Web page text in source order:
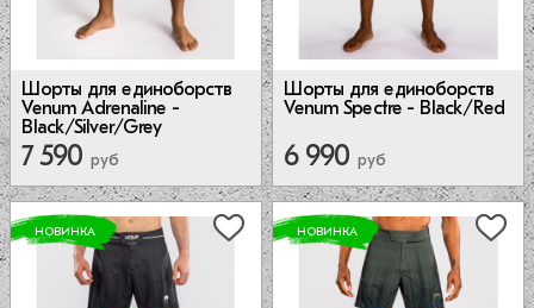
Шорты для единоборств
Venum Adrenaline -
Black/Silver/Grey
7 590 руб
Шорты для единоборств
Venum Spectre - Black/Red
6 990 руб
НОВИНКА НОВИНКА